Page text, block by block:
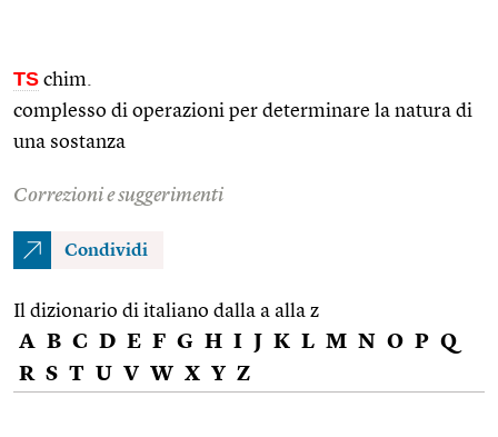
TS chim.
complesso di operazioni per determinare la natura di
una sostanza
Correzioni e suggerimenti
Condividi
Il dizionario di italiano dalla a alla z
A B C D E F G H I J K L M N O P Q
R S T U V W X Y Z